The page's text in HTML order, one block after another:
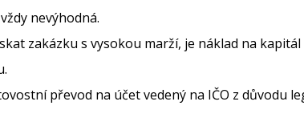
nevýhodná.
zakázku s vysokou marží, je náklad na
převod na účet vedený na IČO z důvodu